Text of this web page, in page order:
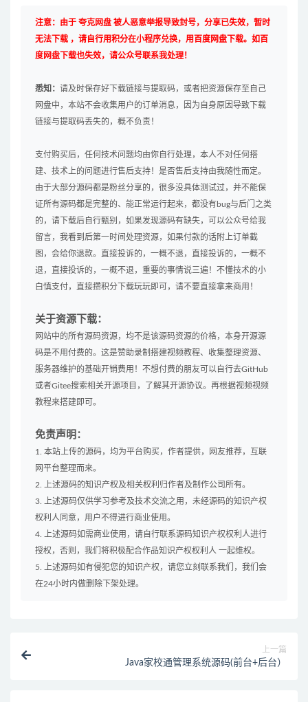
注意：由于 夸克网盘 被人恶意举报导致封号，分享已失效，暂时
无法下载 ，请自行用积分在小程序兑换，用百度网盘下载。如百
度网盘下载也失效，请公众号联系我处理！
悉知： 请及时保存好下载链接与提取码，或者把资源保存至自己
网盘中，本站不会收集用户的订单消息，因为自身原因导致下载
链接与提取码丢失的，概不负责！
支付购买后，任何技术问题均由你自行处理，本人不对任何搭
建、技术上的问题进行售后支持！是否售后支持由我随性而定。
由于大部分源码都是粉丝分享的，很多没具体测试过，并不能保
证所有源码都是完整的、能正常运行起来，都没有bug与后门之类
的，请下载后自行甄别，如果发现源码有缺失，可以公众号给我
留言，我看到后第一时间处理资源，如果付款的话附上订单截
图，会给你退款。直接投诉的，一概不退，直接投诉的，一概不
退，直接投诉的，一概不退，重要的事情说三遍！不懂技术的小
白慎支付，直接攒积分下载玩玩即可，请不要直接拿来商用！
关于资源下载：
网站中的所有源码资源，均不是该源码资源的价格，本身开源源
码是不用付费的。这是赞助录制搭建视频教程、收集整理资源、
服务器维护的基础开销费用！不想付费的朋友可以自行去GitHub
或者Gitee搜索相关开源项目，了解其开源协议。再根据视频视频
教程来搭建即可。
免责声明：
1. 本站上传的源码，均为平台购买，作者提供，网友推荐，互联
网平台整理而来。
2. 上述源码的知识产权及相关权利归作者及制作公司所有。
3. 上述源码仅供学习参考及技术交流之用，未经源码的知识产权
权利人同意，用户不得进行商业使用。
4. 上述源码如需商业使用，请自行联系源码知识产权权利人进行
授权，否则，我们将积极配合作品知识产权权利人 一起维权。
5. 上述源码如有侵犯您的知识产权，请您立刻联系我们，我们会
在24小时内做删除下架处理。
上一篇
Java家校通管理系统源码(前台+后台）